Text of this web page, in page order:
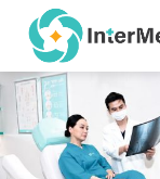
content